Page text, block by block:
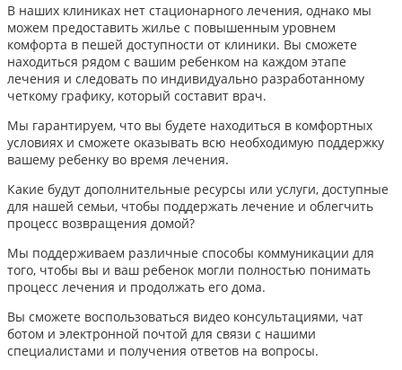
В наших клиниках нет стационарного лечения, однако мы
можем предоставить жилье с повышенным уровнем
комфорта в пешей доступности от клиники. Вы сможете
находиться рядом с вашим ребенком на каждом этапе
лечения и следовать по индивидуально разработанному
четкому графику, который составит врач.
Мы гарантируем, что вы будете находиться в комфортных
условиях и сможете оказывать всю необходимую поддержку
вашему ребенку во время лечения.
Какие будут дополнительные ресурсы или услуги, доступные
для нашей семьи, чтобы поддержать лечение и облегчить
процесс возвращения домой?
Мы поддерживаем различные способы коммуникации для
того, чтобы вы и ваш ребенок могли полностью понимать
процесс лечения и продолжать его дома.
Вы сможете воспользоваться видео консультациями, чат
ботом и электронной почтой для связи с нашими
специалистами и получения ответов на вопросы.